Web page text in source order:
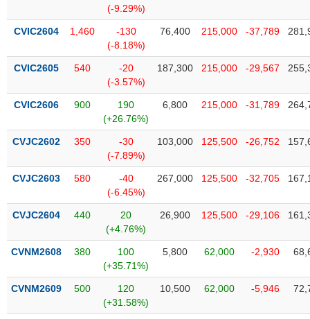
(-9.29%)
CVIC2604 1,460
-130
(-8.18%)
76,400 215,000 -37,789
CVIC2605 540
-20
(-3.57%)
187,300 215,000 -29,567
CVIC2606 900
190
(+26.76%)
6,800 215,000 -31,789
CVJC2602 350
-30
(-7.89%)
103,000 125,500 -26,752
CVJC2603 580
-40
(-6.45%)
267,000 125,500 -32,705
CVJC2604 440
20
(+4.76%)
26,900 125,500 -29,106
CVNM2608 380
100
(+35.71%)
5,800 62,000 -2,930
CVNM2609 500
120
(+31.58%)
10,500 62,000 -5,946